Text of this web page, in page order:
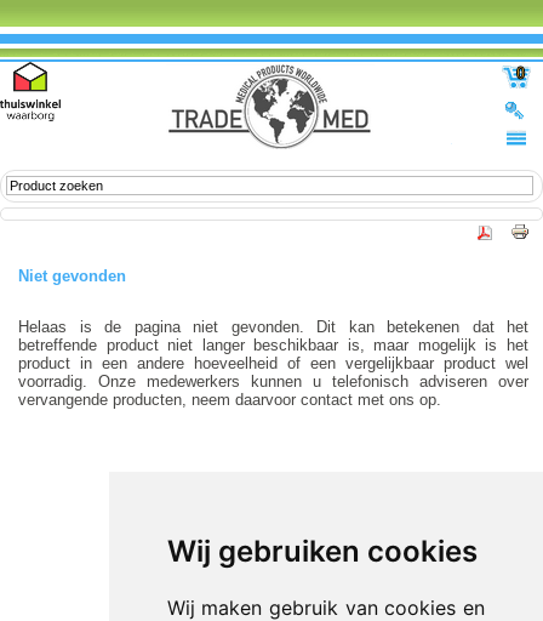
Wij gebruiken cookies
Wij maken gebruik van cookies en
0
Niet gevonden
Helaas is de pagina niet gevonden. Dit kan betekenen dat het
betreffende product niet langer beschikbaar is, maar mogelijk is het
product in een andere hoeveelheid of een vergelijkbaar product wel
voorradig. Onze medewerkers kunnen u telefonisch adviseren over
vervangende producten, neem daarvoor contact met ons op.